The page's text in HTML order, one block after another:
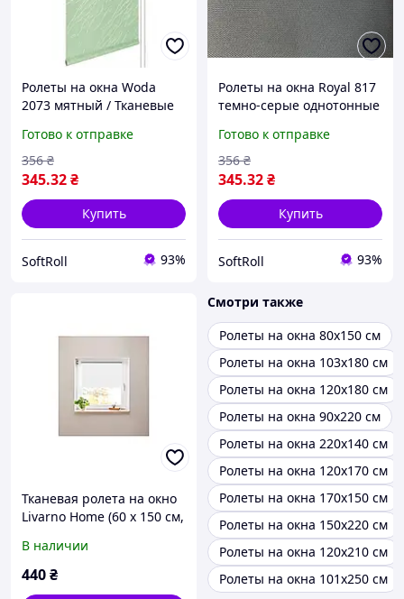
Ролеты на окна Woda
2073 мятный / Тканевые
Готово к отправке
345.32₴
356 ₴
Купить
SoftRoll 93%
Ролеты на окна Royal 817
темно-серые однотонные
32,5х160 см
Готово к отправке
345.32₴
356 ₴
Купить
SoftRoll 93%
Тканевая ролета на окно
Livarno Home (60 x 150 см,
В наличии
440₴
Смотри также
Ролеты на окна 80х150 см
Ролеты на окна 103х180 см
Ролеты на окна 120х180 см
Ролеты на окна 90х220 см
Ролеты на окна 220х140 см
Ролеты на окна 120х170 см
Ролеты на окна 170х150 см
Ролеты на окна 150х220 см
Ролеты на окна 120х210 см
Ролеты на окна 101х250 см